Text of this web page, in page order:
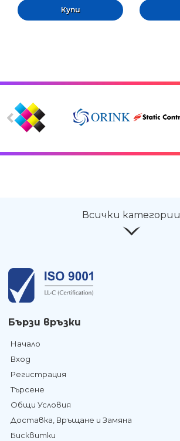
Всички категории
Бързи връзки
Начало
Вход
Регистрация
Търсене
Общи Условия
Доставка, Връщане и Замяна
Бисквитки